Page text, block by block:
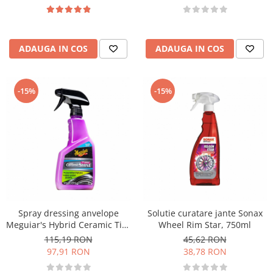
ADAUGA IN COS ADAUGA IN COS
-15%
Spray dressing anvelope
Meguiar's Hybrid Ceramic Tire
Shine, 473ml
115,19 RON
97,91 RON
-15%
Solutie curatare jante Sonax
Wheel Rim Star, 750ml
45,62 RON
38,78 RON